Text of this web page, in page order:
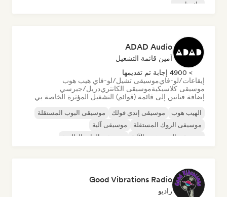
تيك هاوس
ADAD Audio
أمين قائمة التشغيل
> 4900 إجابة تم تقديمها
إيقاعات/لو-فايموسيقى تشيل/لو-فاي هيب هوب
موسيقى كلاسيكيةموسيقى الكانتريدريل/جيرسي
إضافة فنانين إلى قائمة (قوائم) التشغيل المؤثرة الخاصة بي
الهيب هوب موسيقى إندي فولك
موسيقى البوب المستقلة
موسيقى الروك المستقلة
موسيقى آلية
موسيقى الهيب هوب الآلية
موسيقى الراب العالمية
Good Vibrations Radio
راديو